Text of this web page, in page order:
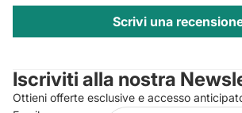
Scrivi una
Iscriviti alla nostra
Ottieni offerte esclusive e accesso
Privacy policy
Refund policy
Terms of service